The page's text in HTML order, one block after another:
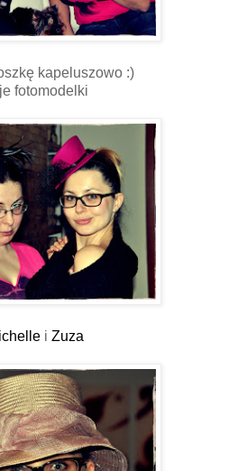
kapeluszowo :)
fotomodelki
i Zuza